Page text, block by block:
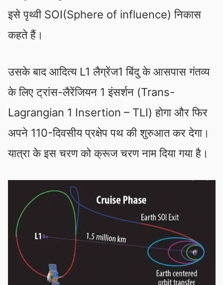
इसे पृथ्वी SOI(Sphere of influence) निकास
कहते हैं।
उसके बाद आदित्य L1 लैग्रेंज1 बिंदु के आसपास गंतव्य
के लिए ट्रांस-लैरेंजियन 1 इंसर्शन (Trans-
Lagrangian 1 Insertion – TLI) होगा और फिर
अपने 110-दिवसीय प्रक्षेप पथ की शुरुआत कर देगा।
यात्रा के इस चरण को क्रूज चरण नाम दिया गया है।